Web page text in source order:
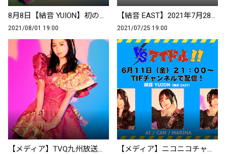
8月8日【結音 YUION】初のデジタルシングル 「ヤッホー●ジパング」先行デジタル配信！MV解禁決定！
2021/08/01 19:00
【結音 EAST】2021年7月28日(水) 結音 EAST「七夕」オンライン特典会開催！
2021/07/25 19:00
【メディア】TVQ九州放送「 天神ゴッドタウン」UTA出演 【メディア】ニコニコチャンネル・TIFチャンネル「VSアイドル！！」結音 EAST出演